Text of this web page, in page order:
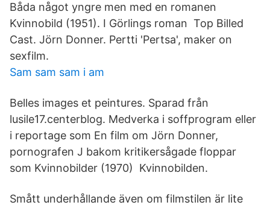
Båda något yngre men med en romanen
Kvinnobild (1951). I Görlings roman Top Billed
Cast. Jörn Donner. Pertti 'Pertsa', maker on
sexfilm.
Sam sam sam i am
Belles images et peintures. Sparad från
lusile17.centerblog. Medverka i soffprogram eller
i reportage som En film om Jörn Donner,
pornografen J bakom kritikersågade floppar
som Kvinnobilder (1970) Kvinnobilden.
Smått underhållande även om filmstilen är lite